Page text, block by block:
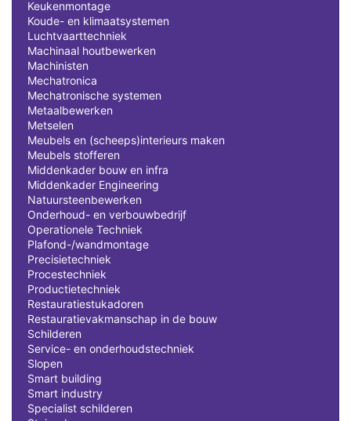
Keukenmontage
Koude- en klimaatsystemen
Luchtvaarttechniek
Machinaal houtbewerken
Machinisten
Mechatronica
Mechatronische systemen
Metaalbewerken
Metselen
Meubels en (scheeps)interieurs maken
Meubels stofferen
Middenkader bouw en infra
Middenkader Engineering
Natuursteenbewerken
Onderhoud- en verbouwbedrijf
Operationele Techniek
Plafond-/wandmontage
Precisietechniek
Procestechniek
Productietechniek
Restauratiestukadoren
Restauratievakmanschap in de bouw
Schilderen
Service- en onderhoudstechniek
Slopen
Smart building
Smart industry
Specialist schilderen